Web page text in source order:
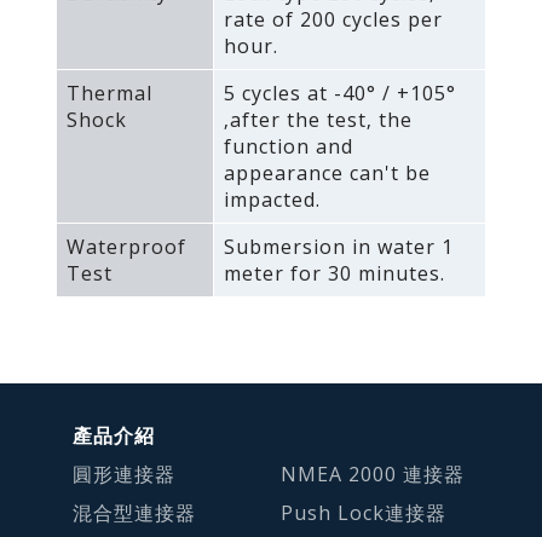
rate of 200 cycles per
hour.
Thermal
Shock
5 cycles at -40° / +105°
‚after the test‚ the
function and
appearance can't be
impacted.
Waterproof
Test
Submersion in water 1
meter for 30 minutes.
產品介紹
圓形連接器
混合型連接器
NMEA 2000 連接器
Push Lock連接器